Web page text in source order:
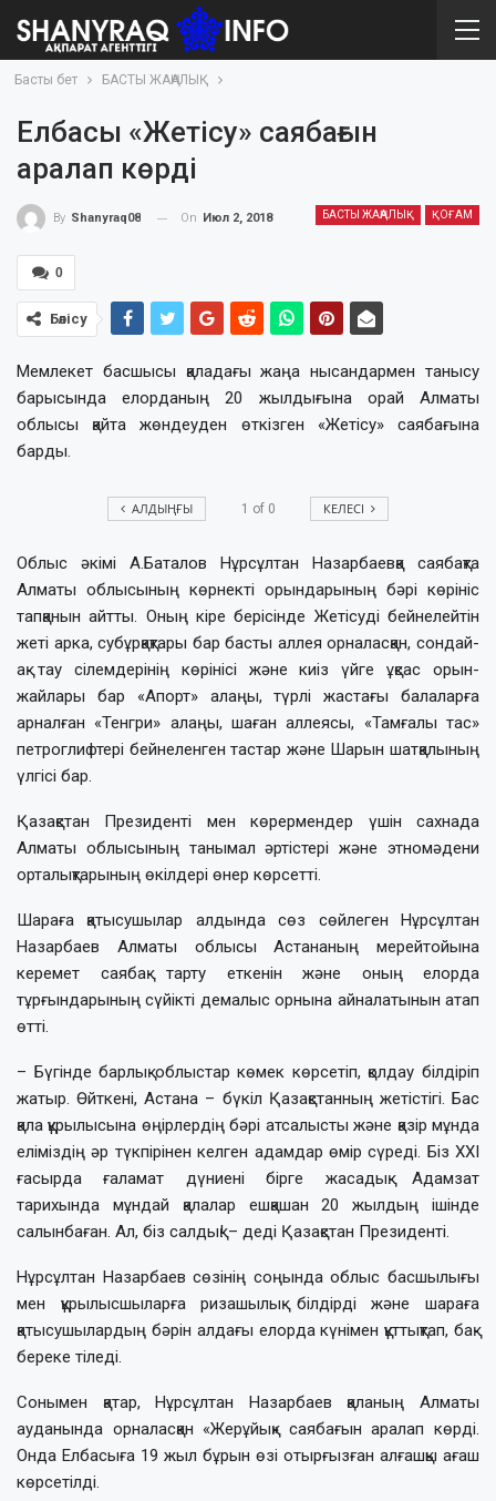
Басты бет БАСТЫ ЖАҢАЛЫҚ
Елбасы «Жетісу» саябағын
аралап көрді
БАСТЫ ЖАҢАЛЫҚ ҚОҒАМ
By Shanyraq08 On Июл 2, 2018
0
Бөлісу
Мемлекет басшысы қаладағы жаңа нысандармен танысу
барысында елорданың 20 жылдығына орай Алматы
облысы қайта жөндеуден өткізген «Жетісу» саябағына
барды.
АЛДЫҢҒЫ 1 of 0 КЕЛЕСІ
Облыс әкімі А.Баталов Нұрсұлтан Назарбаевқа саябақта
Алматы облысының көрнекті орындарының бәрі көрініс
тапқанын айтты. Оның кіре берісінде Жетісуді бейнелейтін
жеті арка, субұрқақтары бар басты аллея орналасқан, сондай-
ақ тау сілемдерінің көрінісі және киіз үйге ұқсас орын-
жайлары бар «Апорт» алаңы, түрлі жастағы балаларға
арналған «Тенгри» алаңы, шаған аллеясы, «Тамғалы тас»
петроглифтері бейнеленген тастар және Шарын шатқалының
үлгісі бар.
Қазақстан Президенті мен көрермендер үшін сахнада
Алматы облысының танымал әртістері және этномәдени
орталықтарының өкілдері өнер көрсетті.
Шараға қатысушылар алдында сөз сөйлеген Нұрсұлтан
Назарбаев Алматы облысы Астананың мерейтойына
керемет саябақ тарту еткенін және оның елорда
тұрғындарының сүйікті демалыс орнына айналатынын атап
өтті.
– Бүгінде барлық облыстар көмек көрсетіп, қолдау білдіріп
жатыр. Өйткені, Астана – бүкіл Қазақстанның жетістігі. Бас
қала құрылысына өңірлердің бәрі атсалысты және қазір мұнда
еліміздің әр түкпірінен келген адамдар өмір сүреді. Біз ХХІ
ғасырда ғаламат дүниені бірге жасадық. Адамзат
тарихында мұндай қалалар ешқашан 20 жылдың ішінде
салынбаған. Ал, біз салдық! – деді Қазақстан Президенті.
Нұрсұлтан Назарбаев сөзінің соңында облыс басшылығы
мен құрылысшыларға ризашылық білдірді және шараға
қатысушылардың бәрін алдағы елорда күнімен құттықтап, бақ-
береке тіледі.
Сонымен қатар, Нұрсұлтан Назарбаев қаланың Алматы
ауданында орналасқан «Жерұйық» саябағын аралап көрді.
Онда Елбасыға 19 жыл бұрын өзі отырғызған алғашқы ағаш
көрсетілді.